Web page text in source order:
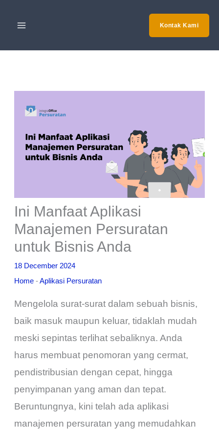
Kontak Kami
Ini Manfaat Aplikasi
Manajemen Persuratan
untuk Bisnis Anda
18 December 2024
Home -Aplikasi Persuratan
Mengelola surat-surat dalam sebuah bisnis,
baik masuk maupun keluar, tidaklah mudah
meski sepintas terlihat sebaliknya. Anda
harus membuat penomoran yang cermat,
pendistribusian dengan cepat, hingga
penyimpanan yang aman dan tepat.
Beruntungnya, kini telah ada aplikasi
manajemen persuratan yang memudahkan